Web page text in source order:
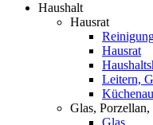
Haushalt
Hausrat
Hausrat
Leitern,
Glas,
Glas